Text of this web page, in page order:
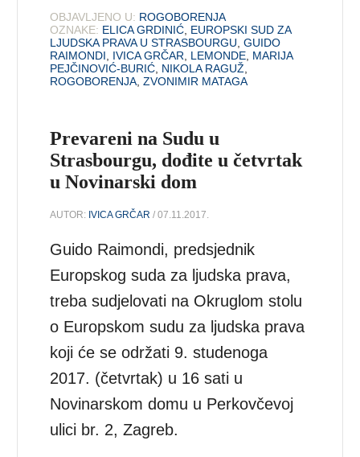
OBJAVLJENO U: ROGOBORENJA
OZNAKE: ELICA GRDINIĆ EUROPSKI SUD ZA
LJUDSKA PRAVA U STRASBOURGU ,GUIDO
RAIMONDI
IVICA GRČAR LEMONDE MARIJA
PEJČINOVIĆ-BURIĆ NIKOLA RAGUŽ
ROGOBORENJA ,ZVONIMIR MATAGA
Prevareni na Sudu u
Strasbourgu, dođite u četvrtak
u Novinarski dom
AUTOR: IVICA GRČAR / 07.11.2017.
Guido Raimondi, predsjednik
Europskog suda za ljudska prava,
treba sudjelovati na Okruglom stolu
o Europskom sudu za ljudska prava
koji će se održati 9. studenoga
2017. (četvrtak) u 16 sati u
Novinarskom domu u Perkovčevoj
ulici br. 2, Zagreb.